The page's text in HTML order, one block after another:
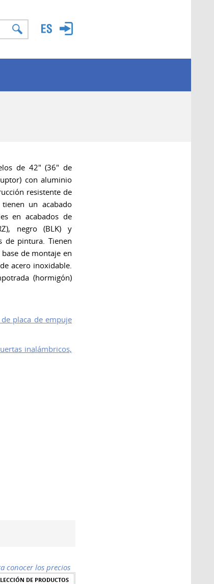
de 42" (36" de
con aluminio
resistente de
un acabado
en acabados de
negro (BLK) y
de pintura. Tienen
de montaje en
acero inoxidable.
(hormigón)
placa de empuje
inalámbricos,
conocer los precios
DE PRODUCTOS